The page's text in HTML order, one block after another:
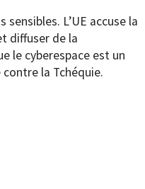
L’UE accuse la
diffuser de la
le cyberespace est un
la Tchéquie.